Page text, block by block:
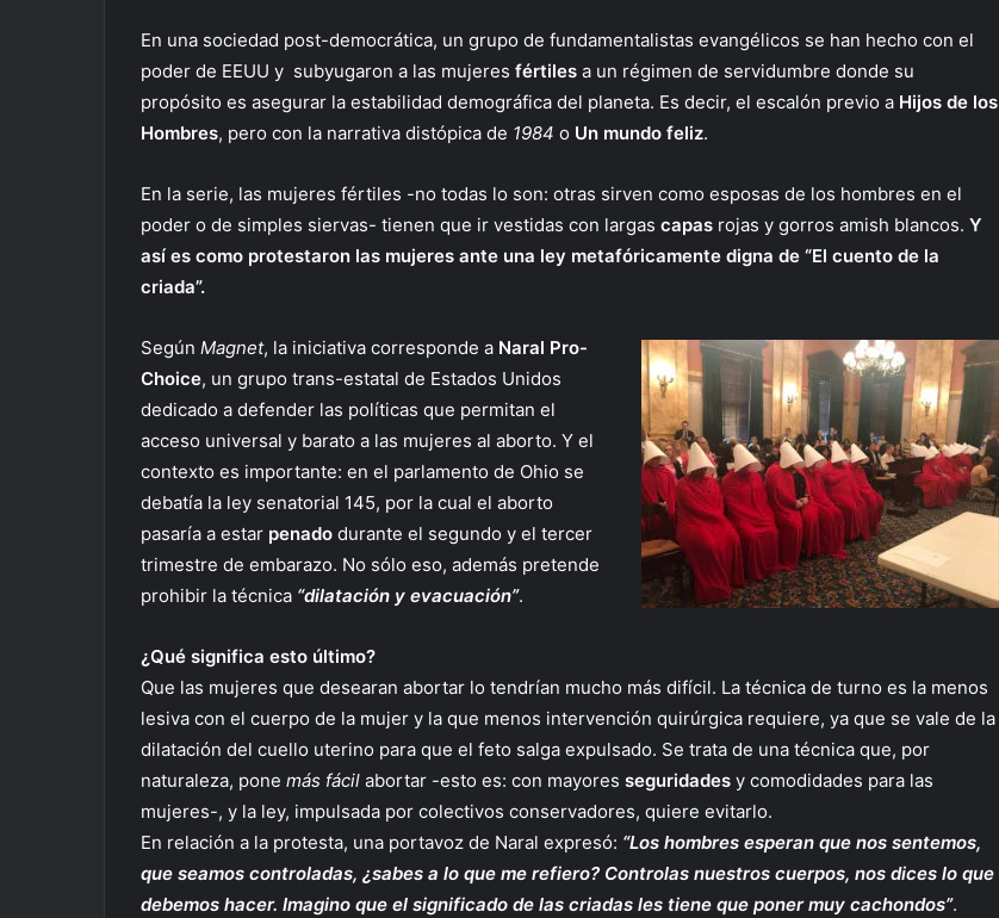
En una sociedad post-democrática, un grupo de fundamentalistas evangélicos se han hecho con el
poder de EEUU y subyugaron a las mujeres fértiles a un régimen de servidumbre donde su
propósito es asegurar la estabilidad demográfica del planeta. Es decir, el escalón previo a Hijos de los
Hombres, pero con la narrativa distópica de 1984 o Un mundo feliz.
En la serie, las mujeres fértiles -no todas lo son: otras sirven como esposas de los hombres en el
poder o de simples siervas- tienen que ir vestidas con largas capas rojas y gorros amish blancos. Y
así es como protestaron las mujeres ante una ley metafóricamente digna de “El cuento de la
criada”.
Según Magnet, la iniciativa corresponde a Naral Pro-
Choice, un grupo trans-estatal de Estados Unidos
dedicado a defender las políticas que permitan el
acceso universal y barato a las mujeres al aborto. Y el
contexto es importante: en el parlamento de Ohio se
debatía la ley senatorial 145, por la cual el aborto
pasaría a estar penado durante el segundo y el tercer
trimestre de embarazo. No sólo eso, además pretende
prohibir la técnica “dilatación y evacuación”.
¿Qué significa esto último?
Que las mujeres que desearan abortar lo tendrían mucho más difícil. La técnica de turno es la menos
lesiva con el cuerpo de la mujer y la que menos intervención quirúrgica requiere, ya que se vale de la
dilatación del cuello uterino para que el feto salga expulsado. Se trata de una técnica que, por
naturaleza, pone más fácil abortar -esto es: con mayores seguridades y comodidades para las
mujeres-, y la ley, impulsada por colectivos conservadores, quiere evitarlo.
En relación a la protesta, una portavoz de Naral expresó: “Los hombres esperan que nos sentemos,
que seamos controladas, ¿sabes a lo que me refiero? Controlas nuestros cuerpos, nos dices lo que
debemos hacer. Imagino que el significado de las criadas les tiene que poner muy cachondos”.